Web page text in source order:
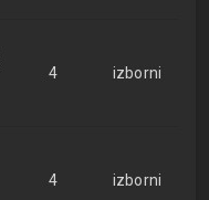
4 izborni
4 izborni